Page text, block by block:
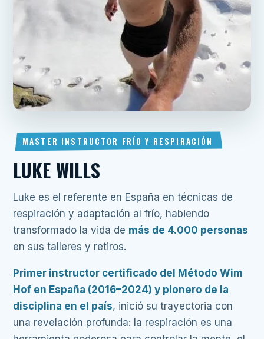
MASTER INSTRUCTOR FRÍO Y RESPIRACIÓN
LUKE WILLS
Luke es el referente en España en técnicas de
respiración y adaptación al frío, habiendo
transformado la vida de más de 4.000 personas
en sus talleres y retiros.
Primer instructor certificado del Método Wim
Hof en España (2016–2024) y pionero de la
disciplina en el país, inició su trayectoria con
una revelación profunda: la respiración es una